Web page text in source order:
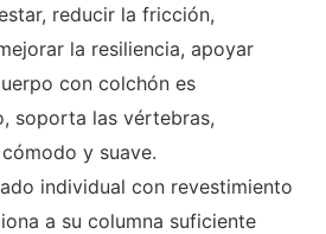
reducir la fricción,
la resiliencia, apoyar
con colchón es
soporta las vértebras,
y suave.
individual con revestimiento
a su columna suficiente